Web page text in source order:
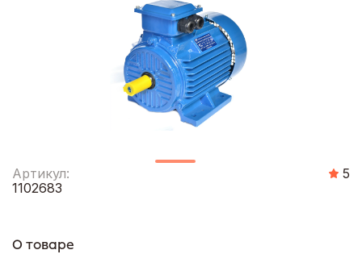
Артикул:
1102683
5
О товаре